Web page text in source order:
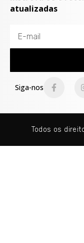
atualizadas
Siga-nos
Todos os